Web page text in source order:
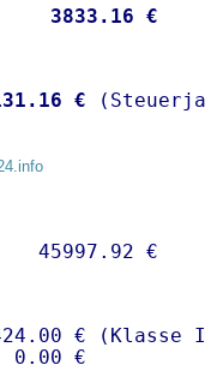
3833.16 €
€
€ (Klasse I)
€